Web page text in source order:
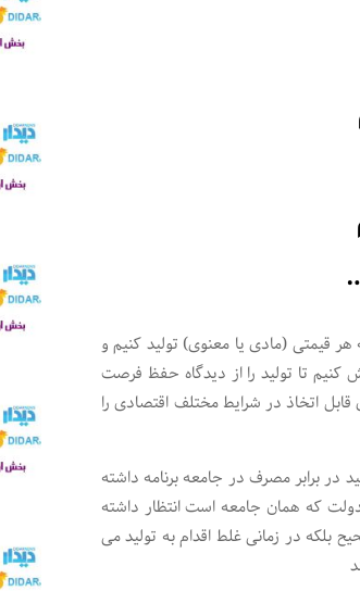
قیمتی (مادی یا معنوی) تولید کنیم و
تا تولید را از دیدگاه حفظ فرصت
قابل اتخاذ در شرایط مختلف اقتصادی را
در برابر مصرف در جامعه برنامه داشته
که همان جامعه است انتظار داشته
بلکه در زمانی غلط اقدام به تولید می